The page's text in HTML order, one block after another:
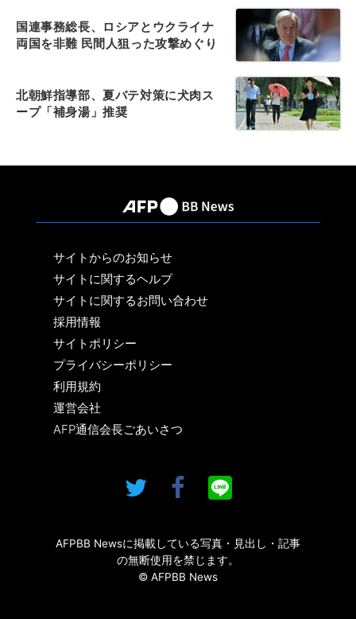
国連事務総長、ロシアとウクライナ
両国を非難 民間人狙った攻撃めぐり
北朝鮮指導部、夏バテ対策に犬肉ス
ープ「補身湯」推奨
サイトからのお知らせ
サイトに関するヘルプ
サイトに関するお問い合わせ
採用情報
サイトポリシー
プライバシーポリシー
利用規約
運営会社
AFP通信会長ごあいさつ
AFPBB Newsに掲載している写真・見出し・記事
の無断使用を禁じます。
© AFPBB News